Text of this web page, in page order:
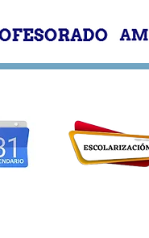
PROFESORADO